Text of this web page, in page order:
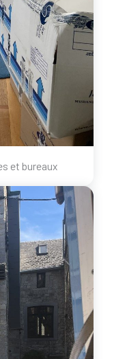
et bureaux